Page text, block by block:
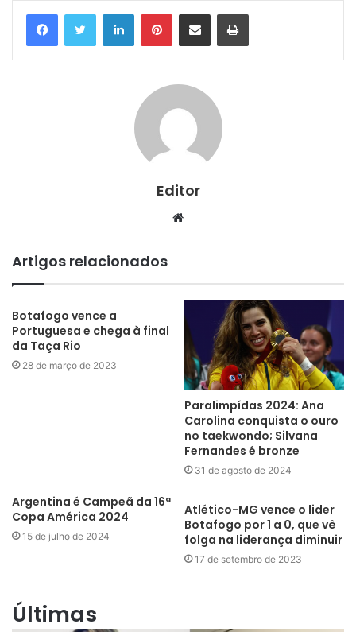
LinkedinPinterestCompartilhar via e-mail Imprimir
Editor
Website
Artigos relacionados
Botafogo vence a
Portuguesa e chega à final
da Taça Rio
28 de março de 2023
Paralimpídas 2024: Ana
Carolina conquista o ouro
no taekwondo; Silvana
Fernandes é bronze
31 de agosto de 2024
Argentina é Campeã da 16ª
Copa América 2024
15 de julho de 2024
Atlético-MG vence o lider
Botafogo por 1 a 0, que vê
folga na liderança diminuir
17 de setembro de 2023
Últimas